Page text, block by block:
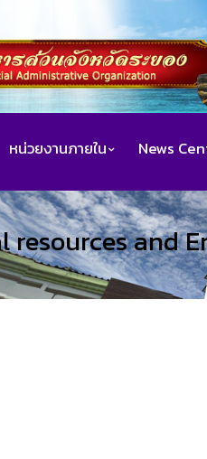
หน่วยงานภายใน News
resources and